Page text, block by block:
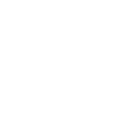
Захтеви
досадашњој
О свим